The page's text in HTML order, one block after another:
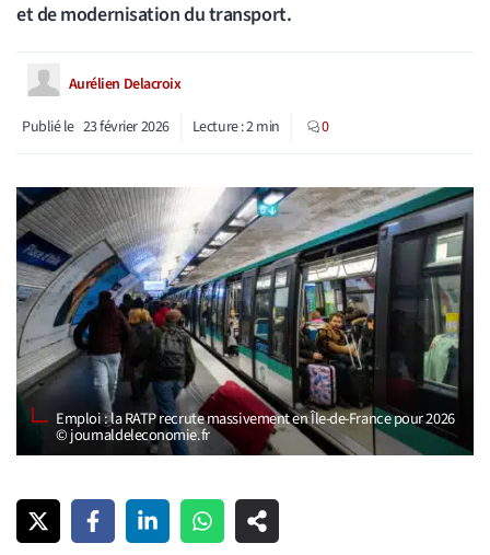
et de modernisation du transport.
Aurélien Delacroix
Publié le 23 février 2026 Lecture :2min 0
Emploi : la RATP recrute massivement en Île-de-France pour 2026
© journaldeleconomie.fr